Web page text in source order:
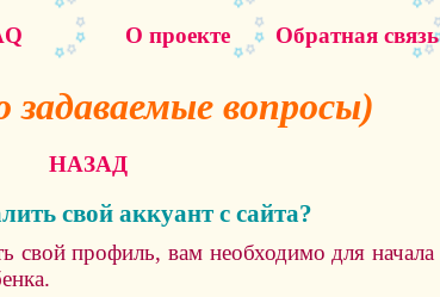
О проекте Обратная связь
вопросы)
НАЗАД
свой аккуант с сайта?
свой профиль, вам необходимо для начала